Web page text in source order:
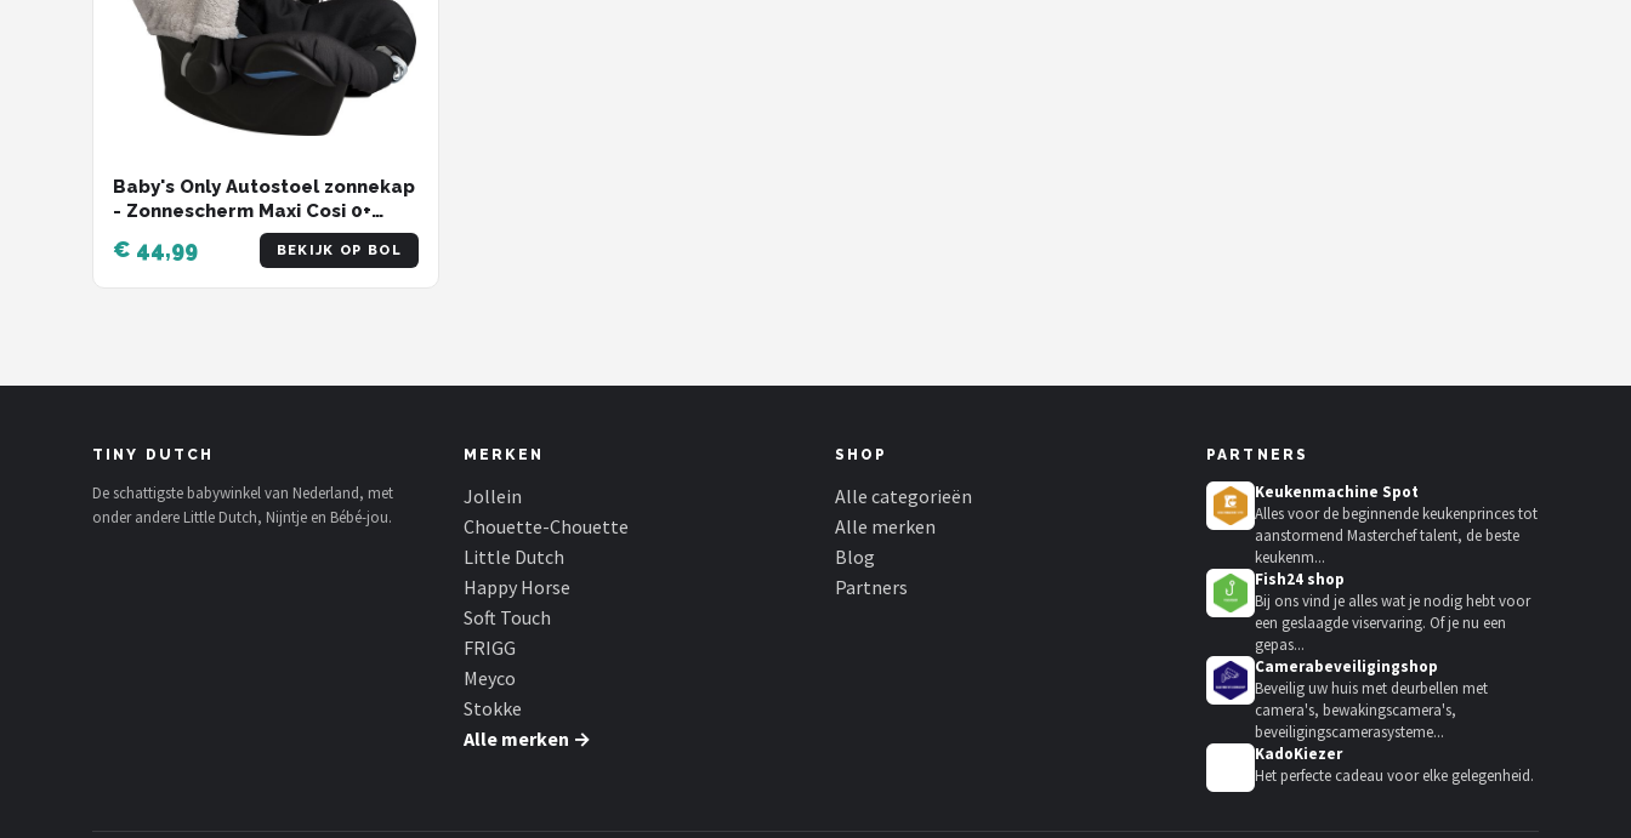
Baby's Only Autostoel zonnekap
- Zonnescherm Maxi Cosi 0+
Cozy - Gemaakt van teddystof -
Urban Taupe
€ 44,99 BEKIJK OP BOL
TINY DUTCH
De schattigste babywinkel van Nederland, met
onder andere Little Dutch, Nijntje en Bébé-jou.
MERKEN
Jollein
Chouette-Chouette
Little Dutch
Happy Horse
Soft Touch
FRIGG
Meyco
Stokke
Alle merken →
SHOP
Alle categorieën
Alle merken
Blog
Partners
PARTNERS
Keukenmachine Spot
Alles voor de beginnende keukenprinces tot
aanstormend Masterchef talent, de beste
keukenm...
Fish24 shop
Bij ons vind je alles wat je nodig hebt voor
een geslaagde viservaring. Of je nu een
gepas...
Camerabeveiligingshop
Beveilig uw huis met deurbellen met
camera's, bewakingscamera's,
beveiligingscamerasysteme...
KadoKiezer
Het perfecte cadeau voor elke gelegenheid.